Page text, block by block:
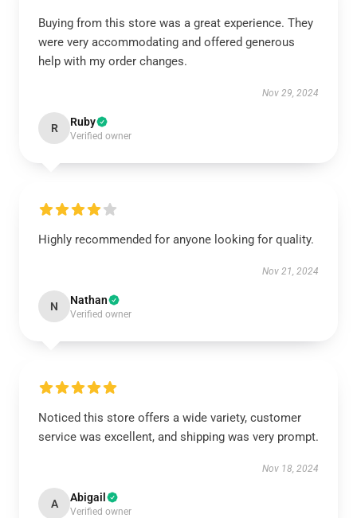
Buying from this store was a great experience. They
were very accommodating and offered generous
help with my order changes.
Nov 29, 2024
R Ruby
Verified owner
Highly recommended for anyone looking for quality.
Nov 21, 2024
N Nathan
Verified owner
Noticed this store offers a wide variety, customer
service was excellent, and shipping was very prompt.
Nov 18, 2024
A Abigail
Verified owner